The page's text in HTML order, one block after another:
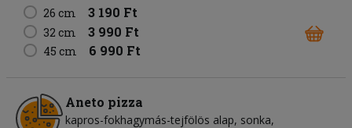
26 cm 3 190 Ft
32 cm 3 990 Ft
45 cm 6 990 Ft
Aneto pizza
kapros-fokhagymás-tejfölös alap sonka